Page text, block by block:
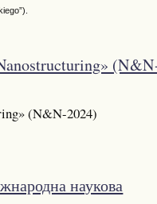
(N&N-2024)
наукова